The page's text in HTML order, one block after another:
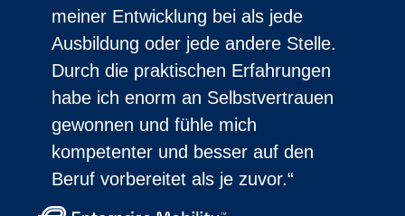
meiner Entwicklung bei als jede
Ausbildung oder jede andere Stelle.
Durch die praktischen Erfahrungen
habe ich enorm an Selbstvertrauen
gewonnen und fühle mich
kompetenter und besser auf den
Beruf vorbereitet als je zuvor.“